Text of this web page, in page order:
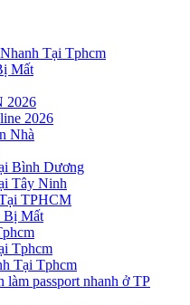
Tại Tphcm
Mất
2026
2026
Nhà
Bình Dương
Tây Ninh
TPHCM
Bị Mất
Tphcm
Tại Tphcm
làm passport nhanh ở TP